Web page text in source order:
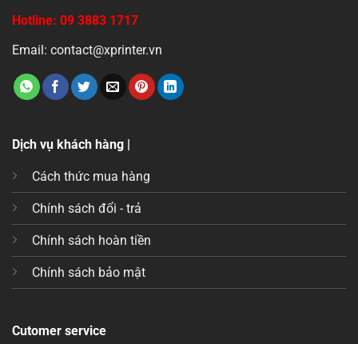
Hotline: 09 3883 1717
Email: contact@xprinter.vn
Dịch vụ khách hàng |
Cách thức mua hàng
Chính sách đổi - trả
Chính sách hoàn tiền
Chính sách bảo mật
Cutomer service